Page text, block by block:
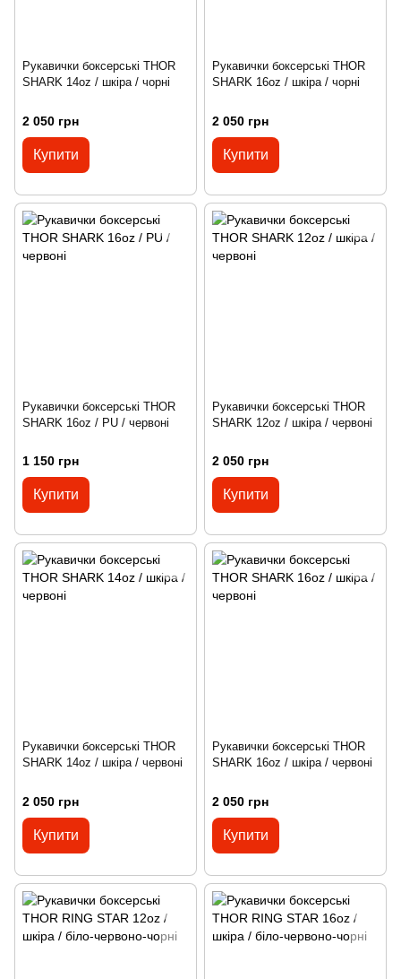
Рукавички боксерські THOR
SHARK 14oz / шкіра / чорні
2 050 грн
Купити
Рукавички боксерські THOR
SHARK 16oz / шкіра / чорні
2 050 грн
Купити
Рукавички боксерські THOR
SHARK 16oz / PU / червоні
1 150 грн
Купити
Рукавички боксерські THOR
SHARK 12oz / шкіра / червоні
2 050 грн
Купити
Рукавички боксерські THOR
SHARK 14oz / шкіра / червоні
2 050 грн
Купити
Рукавички боксерські THOR
SHARK 16oz / шкіра / червоні
2 050 грн
Купити